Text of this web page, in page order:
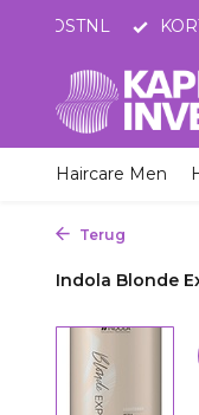
TOT 65%
Haircare Men
Terug
Indola Blonde